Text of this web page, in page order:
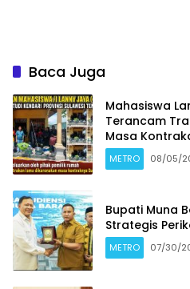
Baca Juga
Mahasiswa
Terancam
Masa
METRO 08/05/
Bupati Muna
Strategis
METRO 07/30/